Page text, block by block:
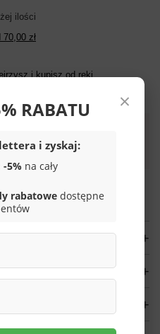
ilości
70,00 zł
i kupisz od ręki
lub punktu
przy zamówieniu od
×
RABATU
i zyskaj:
-5% na cały
rabatowe dostępne